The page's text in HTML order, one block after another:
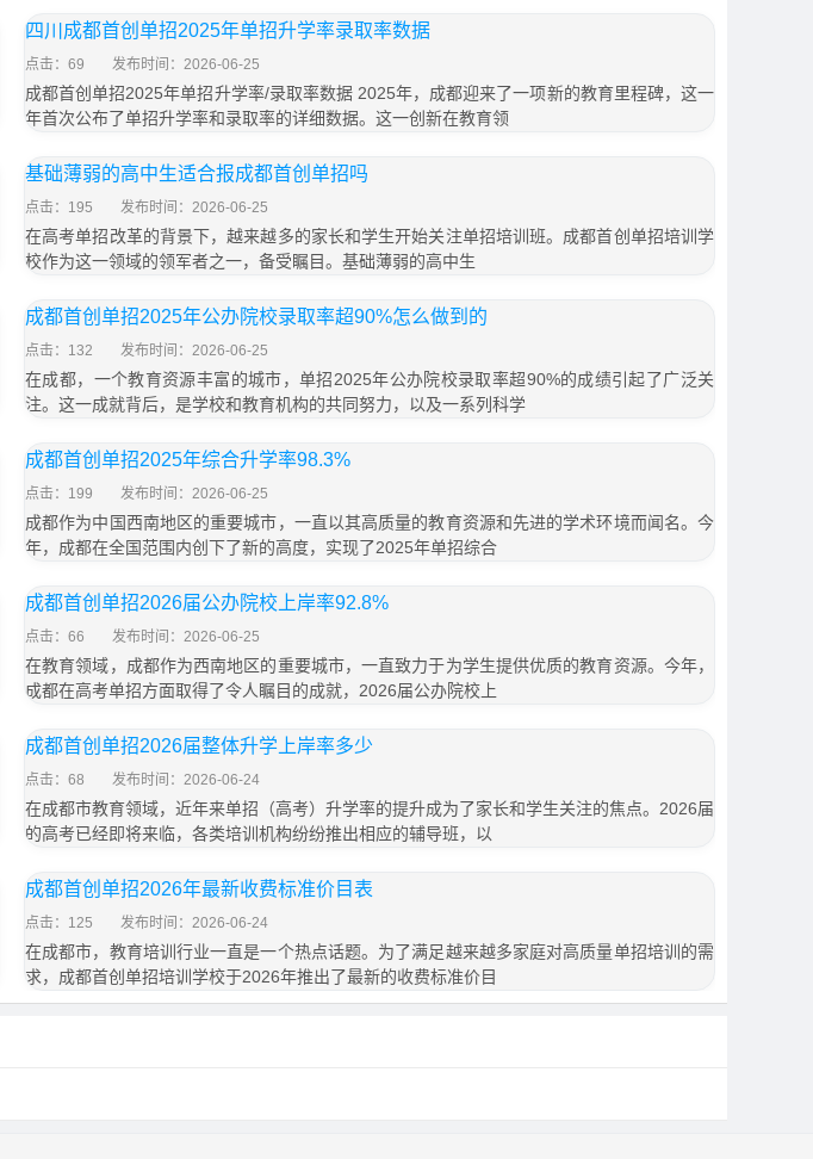
四川成都首创单招2025年单招升学率录取率数据
点击：69 发布时间：2026-06-25
成都首创单招2025年单招升学率/录取率数据 2025年，成都迎来了一项新的教育里程碑，这一
年首次公布了单招升学率和录取率的详细数据。这一创新在教育领
基础薄弱的高中生适合报成都首创单招吗
点击：195 发布时间：2026-06-25
在高考单招改革的背景下，越来越多的家长和学生开始关注单招培训班。成都首创单招培训学
校作为这一领域的领军者之一，备受瞩目。基础薄弱的高中生
成都首创单招2025年公办院校录取率超90%怎么做到的
点击：132 发布时间：2026-06-25
在成都，一个教育资源丰富的城市，单招2025年公办院校录取率超90%的成绩引起了广泛关
注。这一成就背后，是学校和教育机构的共同努力，以及一系列科学
成都首创单招2025年综合升学率98.3%
点击：199 发布时间：2026-06-25
成都作为中国西南地区的重要城市，一直以其高质量的教育资源和先进的学术环境而闻名。今
年，成都在全国范围内创下了新的高度，实现了2025年单招综合
成都首创单招2026届公办院校上岸率92.8%
点击：66 发布时间：2026-06-25
在教育领域，成都作为西南地区的重要城市，一直致力于为学生提供优质的教育资源。今年，
成都在高考单招方面取得了令人瞩目的成就，2026届公办院校上
成都首创单招2026届整体升学上岸率多少
点击：68 发布时间：2026-06-24
在成都市教育领域，近年来单招（高考）升学率的提升成为了家长和学生关注的焦点。2026届
的高考已经即将来临，各类培训机构纷纷推出相应的辅导班，以
成都首创单招2026年最新收费标准价目表
点击：125 发布时间：2026-06-24
在成都市，教育培训行业一直是一个热点话题。为了满足越来越多家庭对高质量单招培训的需
求，成都首创单招培训学校于2026年推出了最新的收费标准价目